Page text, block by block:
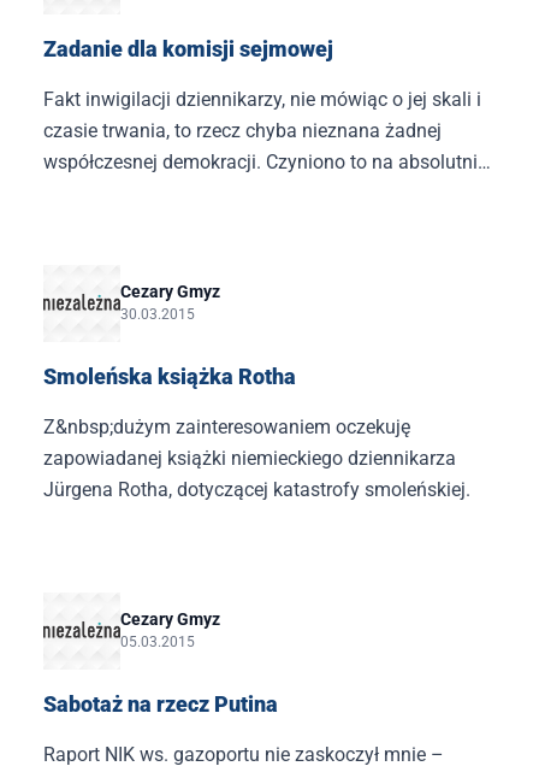
Zadanie dla komisji sejmowej
Fakt inwigilacji dziennikarzy, nie mówiąc o jej skali i
czasie trwania, to rzecz chyba nieznana żadnej
współczesnej demokracji. Czyniono to na absolutnie
Cezary Gmyz
30.03.2015
​Smoleńska książka Rotha
Z&nbsp;dużym zainteresowaniem oczekuję
zapowiadanej książki niemieckiego dziennikarza
Jürgena Rotha, dotyczącej katastrofy smoleńskiej.
Cezary Gmyz
05.03.2015
Sabotaż na rzecz Putina
Raport NIK ws. gazoportu nie zaskoczył mnie –